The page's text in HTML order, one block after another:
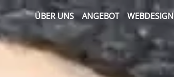
ÜBER UNS ANGEBOT WEBDESIGN